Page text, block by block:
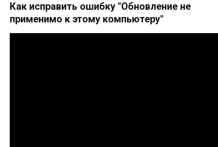
Как исправить ошибку "Обновление не
применимо к этому компьютеру"